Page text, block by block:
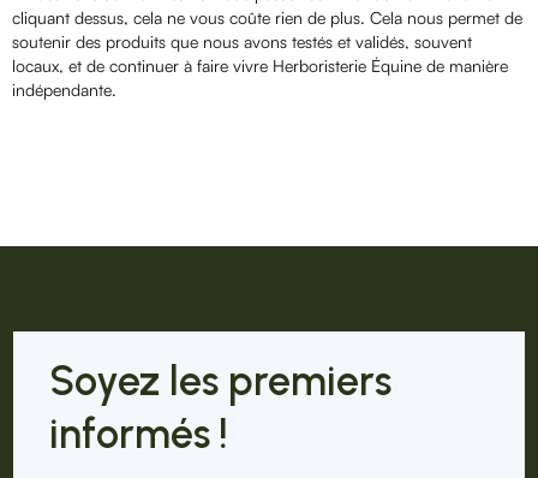
cliquant dessus, cela ne vous coûte rien de plus. Cela nous permet de
soutenir des produits que nous avons testés et validés, souvent
locaux, et de continuer à faire vivre Herboristerie Équine de manière
indépendante.
Soyez les premiers
informés !